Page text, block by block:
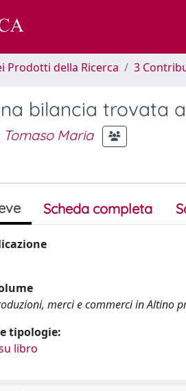
Prodotti della Ricerca 3
bilancia trovata
Tomaso Maria
Scheda completa
merci e commerci in Altino
tipologie:
libro